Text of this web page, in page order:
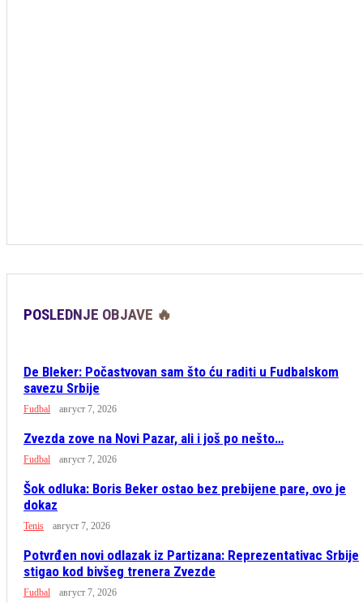
POSLEDNJE OBJAVE 🔥
De Bleker: Počastvovan sam što ću raditi u Fudbalskom
savezu Srbije
Fudbal август 7, 2026
Zvezda zove na Novi Pazar, ali i još po nešto…
Fudbal август 7, 2026
Šok odluka: Boris Beker ostao bez prebijene pare, ovo je
dokaz
Tenis август 7, 2026
Potvrđen novi odlazak iz Partizana: Reprezentativac Srbije
stigao kod bivšeg trenera Zvezde
Fudbal август 7, 2026